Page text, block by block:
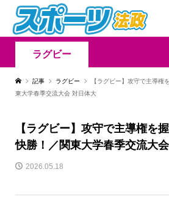
ラグビー
記事 ラグビー
【ラグビー】攻守で主導権
東大学春季交流大会 対日体大
【ラグビー】攻守で主導権を
快勝！／関東大学春季交流大
2026.05.18